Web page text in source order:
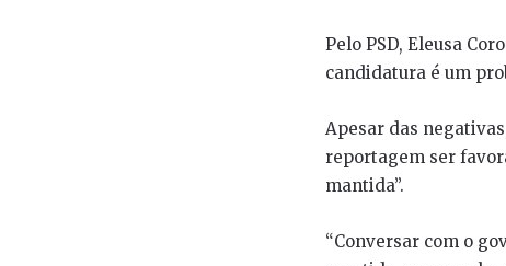
Pelo PSD, Eleusa
candidatura é um
Apesar das
reportagem ser
mantida”.
“Conversar com o